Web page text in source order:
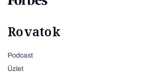
Rovatok
Podcast
Üzlet